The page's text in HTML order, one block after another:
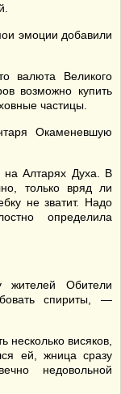
эмоции добавили
валюта Великого
возможно купить
частицы.
Окаменевшую
Алтарях Духа. В
только вряд ли
не зватит. Надо
определила
Обители
спириты, —
висяков,
ей, жница сразу
недовольной